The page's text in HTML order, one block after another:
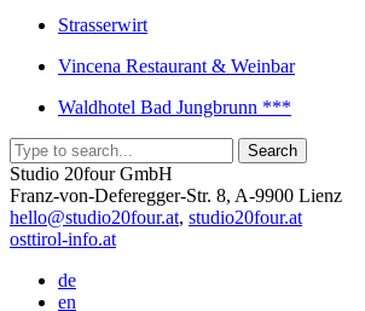
Strasserwirt
Vincena Restaurant & Weinbar
Waldhotel Bad Jungbrunn ***
Studio 20four GmbH
Franz-von-Deferegger-Str. 8, A-9900 Lienz
hello@studio20four.at, studio20four.at
osttirol-info.at
de
en